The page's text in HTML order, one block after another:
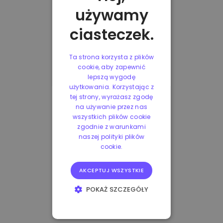
używamy
ciasteczek.
Ta strona korzysta z plików
cookie, aby zapewnić
lepszą wygodę
użytkowania. Korzystając z
tej strony, wyrażasz zgodę
na używanie przez nas
wszystkich plików cookie
zgodnie z warunkami
naszej polityki plików
cookie.
AKCEPTUJ WSZYSTKIE
POKAŻ SZCZEGÓŁY